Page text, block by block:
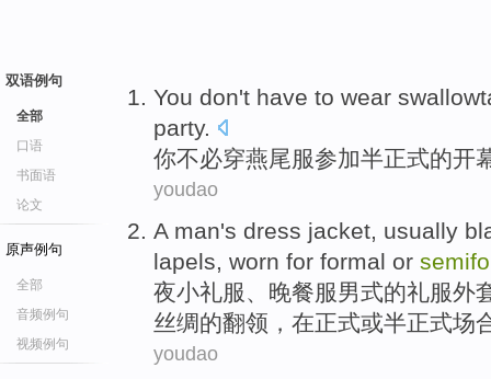
双语例句
全部
口语
书面语
论文
原声例句
全部
音频例句
视频例句
You don't have to wear
party.
你不必穿燕尾服参加半正式的开
youdao
A man's dress jacket, usually
lapels, worn for formal or
夜小礼服、晚餐服男式的礼服外
丝绸的翻领 ， 在正式或半正式场
youdao